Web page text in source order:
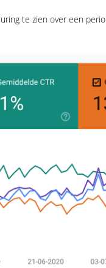
te zien over een